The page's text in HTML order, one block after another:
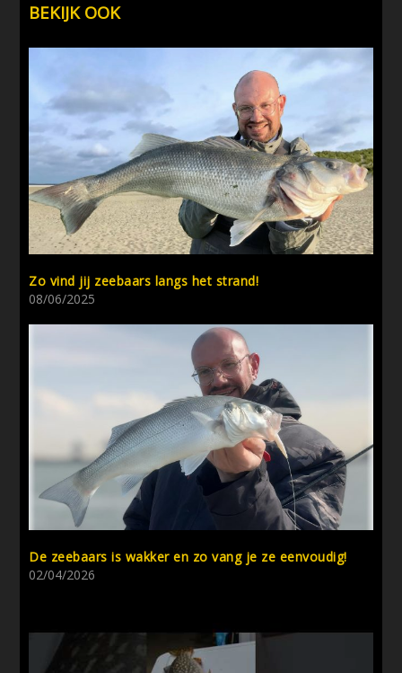
BEKIJK OOK
Zo vind jij zeebaars langs het strand!
08/06/2025
De zeebaars is wakker en zo vang je ze eenvoudig!
02/04/2026